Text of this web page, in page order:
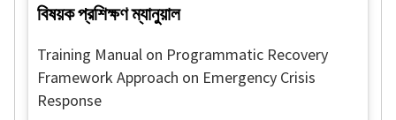
বিষয়ক প্রশিক্ষণ ম্যানুয়াল
Training Manual on Programmatic Recovery
Framework Approach on Emergency Crisis
Response